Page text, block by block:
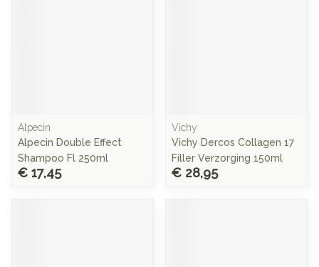
Alpecin
Alpecin Double Effect
Shampoo Fl 250ml
€ 17,45
Vichy
Vichy Dercos Collagen 17
Filler Verzorging 150ml
€ 28,95